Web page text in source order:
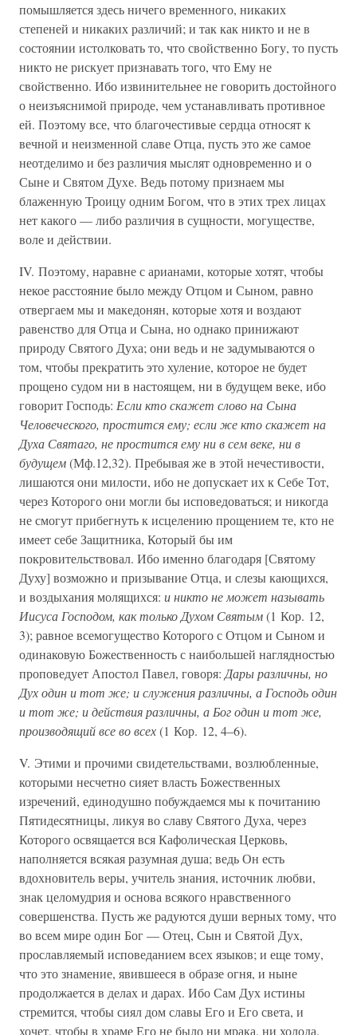
помышляется здесь ничего временного, никаких
степеней и никаких различий; и так как никто и не в
состоянии истолковать то, что свойственно Богу, то пусть
никто не рискует признавать того, что Ему не
свойственно. Ибо извинительнее не говорить достойного
о неизъяснимой природе, чем устанавливать противное
ей. Поэтому все, что благочестивые сердца относят к
вечной и неизменной славе Отца, пусть это же самое
неотделимо и без различия мыслят одновременно и о
Сыне и Святом Духе. Ведь потому признаем мы
блаженную Троицу одним Богом, что в этих трех лицах
нет какого — либо различия в сущности, могуществе,
воле и действии.
IV. Поэтому, наравне с арианами, которые хотят, чтобы
некое расстояние было между Отцом и Сыном, равно
отвергаем мы и македонян, которые хотя и воздают
равенство для Отца и Сына, но однако принижают
природу Святого Духа; они ведь и не задумываются о
том, чтобы прекратить это хуление, которое не будет
прощено судом ни в настоящем, ни в будущем веке, ибо
говорит Господь: Если кто скажет слово на Сына
Человеческого, простится ему; если же кто скажет на
Духа Святаго, не простится ему ни в сем веке, ни в
будущем(Мф.12,32). Пребывая же в этой нечестивости,
лишаются они милости, ибо не допускает их к Себе Тот,
через Которого они могли бы исповедоваться; и никогда
не смогут прибегнуть к исцелению прощением те, кто не
имеет себе Защитника, Который бы им
покровительствовал. Ибо именно благодаря [Святому
Духу] возможно и призывание Отца, и слезы кающихся,
и воздыхания молящихся: и никто не может называть
Иисуса Господом, как только Духом Святым(1 Кор. 12,
3); равное всемогущество Которого с Отцом и Сыном и
одинаковую Божественность с наибольшей наглядностью
проповедует Апостол Павел, говоря: Дары различны, но
Дух один и тот же; и служения различны, а Господь один
и тот же; и действия различны, а Бог один и тот же,
производящий все во всех(1 Кор. 12, 4–6).
V. Этими и прочими свидетельствами, возлюбленные,
которыми несчетно сияет власть Божественных
изречений, единодушно побуждаемся мы к почитанию
Пятидесятницы, ликуя во славу Святого Духа, через
Которого освящается вся Кафолическая Церковь,
наполняется всякая разумная душа; ведь Он есть
вдохновитель веры, учитель знания, источник любви,
знак целомудрия и основа всякого нравственного
совершенства. Пусть же радуются души верных тому, что
во всем мире один Бог — Отец, Сын и Святой Дух,
прославляемый исповеданием всех языков; и еще тому,
что это знамение, явившееся в образе огня, и ныне
продолжается в делах и дарах. Ибо Сам Дух истины
стремится, чтобы сиял дом славы Его и Его света, и
хочет, чтобы в храме Его не было ни мрака, ни холода.